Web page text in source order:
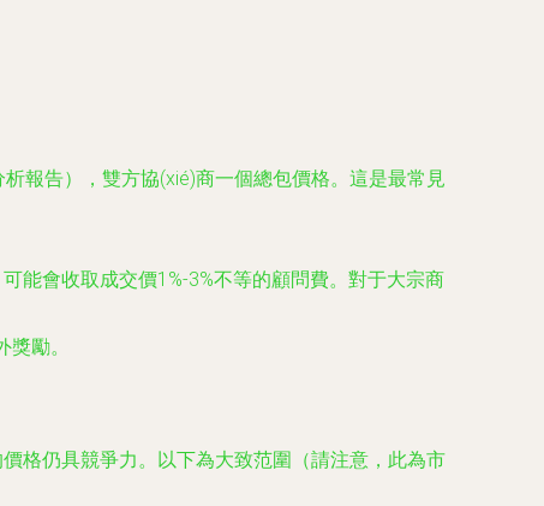
報告），雙方協(xié)商一個總包價格。這是最常見
能會收取成交價1%-3%不等的顧問費。對于大宗商
勵。
格仍具競爭力。以下為大致范圍（請注意，此為市